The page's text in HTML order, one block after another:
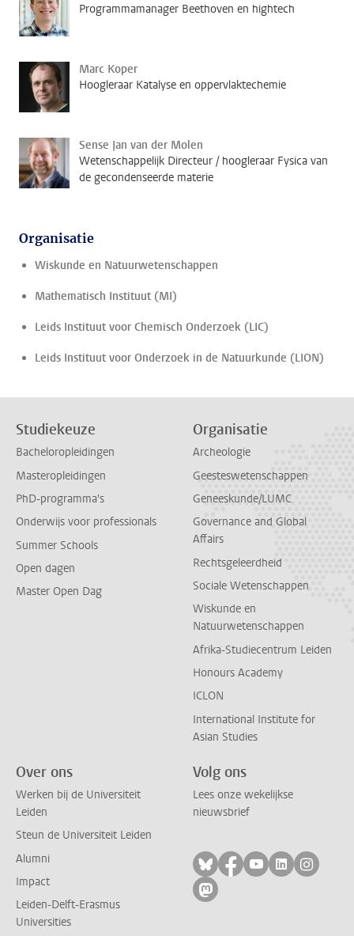
Programmamanager Beethoven en hightech
Marc Koper
Hoogleraar Katalyse en oppervlaktechemie
Sense Jan van der Molen
Wetenschappelijk Directeur / hoogleraar Fysica van
de gecondenseerde materie
Organisatie
Wiskunde en Natuurwetenschappen
Mathematisch Instituut (MI)
Leids Instituut voor Chemisch Onderzoek (LIC)
Leids Instituut voor Onderzoek in de Natuurkunde (LION)
Studiekeuze
Bacheloropleidingen
Masteropleidingen
PhD-programma's
Onderwijs voor professionals
Summer Schools
Open dagen
Master Open Dag
Organisatie
Archeologie
Geesteswetenschappen
Geneeskunde/LUMC
Governance and Global
Affairs
Rechtsgeleerdheid
Sociale Wetenschappen
Wiskunde en
Natuurwetenschappen
Afrika-Studiecentrum Leiden
Honours Academy
ICLON
International Institute for
Asian Studies
Over ons
Werken bij de Universiteit
Leiden
Steun de Universiteit Leiden
Alumni
Impact
Leiden-Delft-Erasmus
Universities
Volg ons
Lees onze wekelijkse
nieuwsbrief
Volg ons op bluesky
Volg ons op
Volg ons op
Volg ons
Volg
Volg ons op mastodon